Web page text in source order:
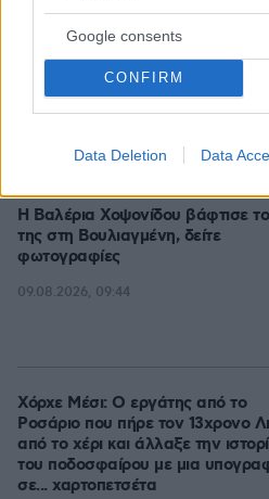
Google consents
CONFIRM
Data Deletion Data
Εκτός κινδύνου στο 401 οι δύο
αστυνομικοί μετά το τροχαίο στην
Αθηνών-Σουνίου, πώς έγινε η
σύγκρουση με αυτοκίνητο
Η Βαλέρια Χοψονίδου βάφτισε
της στη Βουλιαγμένη, δείτε
φωτογραφίες
09.08.2026, 09:44
Χόρχε Μέσι: Ο εργάτης από το
Ροσάριο που πήρε τον 13χρονο
από το χέρι και άλλαξε την
του ποδοσφαίρου με μια
σε... χαρτοπετσέτα